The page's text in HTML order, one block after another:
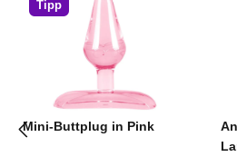
Tipp
Mini-Buttplug in Pink